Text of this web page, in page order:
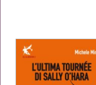
era:
€16,00.